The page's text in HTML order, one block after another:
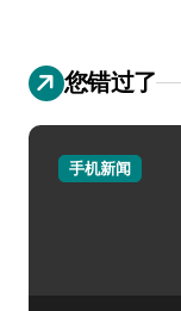
您错过了
手机新闻